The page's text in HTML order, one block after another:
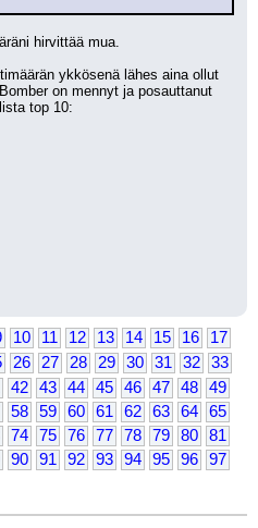
hirvittää mua.
ykkösenä lähes aina ollut
on mennyt ja posauttanut
top 10:
10 11 12 13 14 15 16
17
26 27 28 29 30 31 32
33
42 43 44 45 46 47 48
49
58 59 60 61 62 63 64
65
74 75 76 77 78 79 80
81
90 91 92 93 94 95 96
97